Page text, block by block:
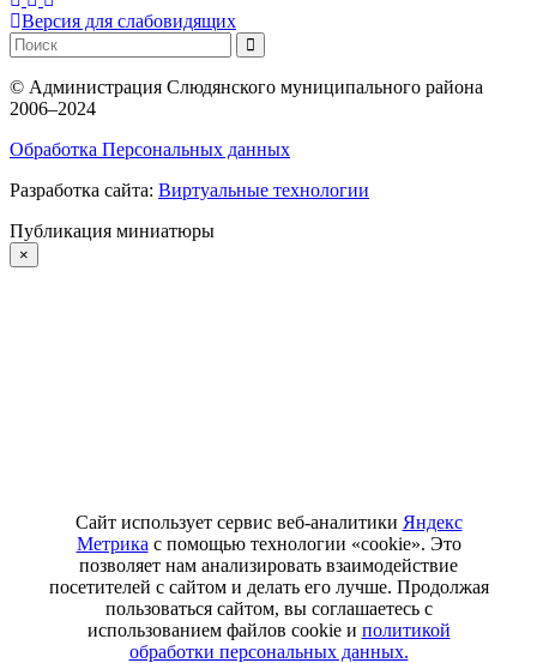
Версия для слабовидящих
© Администрация Слюдянского муниципального района
2006–2024
Обработка Персональных данных
Разработка сайта: Виртуальные технологии
Публикация миниатюры
×
Сайт использует сервис веб-аналитики Яндекс
Метрика с помощью технологии «cookie». Это
позволяет нам анализировать взаимодействие
посетителей с сайтом и делать его лучше. Продолжая
пользоваться сайтом, вы соглашаетесь с
использованием файлов cookie и политикой
обработки персональных данных.